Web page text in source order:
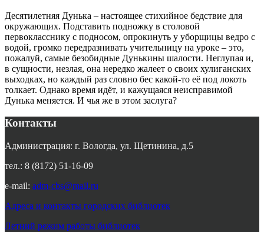
Десятилетняя Дунька – настоящее стихийное бедствие для
окружающих. Подставить подножку в столовой
первокласснику с подносом, опрокинуть у уборщицы ведро с
водой, громко передразнивать учительницу на уроке – это,
пожалуй, самые безобидные Дунькины шалости. Неглупая и,
в сущности, незлая, она нередко жалеет о своих хулиганских
выходках, но каждый раз словно бес какой-то её под локоть
толкает. Однако время идёт, и кажущаяся неисправимой
Дунька меняется. И чья же в этом заслуга?
Контакты
Администрация: г. Вологда, ул. Щетинина, д.5
тел.: 8 (8172) 51-16-09
e-mail: adm-cbs@mail.ru
Адреса и контакты городских библиотек
Летний режим работы библиотек